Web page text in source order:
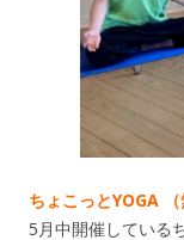
ちょこっとYOGA （
5月中開催している